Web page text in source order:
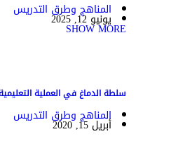
المناهج وطرق التدريس
يونيو 12, 2025
SHOW MORE
سلطة الدماغ في العملية
المناهج وطرق التدريس
أبريل 15, 2020